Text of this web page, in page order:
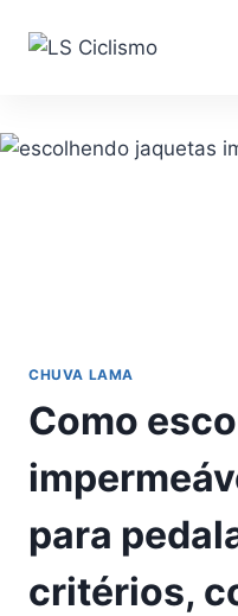
para
CHUVA LAMA
Como
para
critérios,